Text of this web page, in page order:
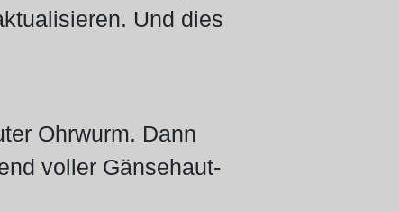
Und dies
Ohrwurm. Dann
voller Gänsehaut-